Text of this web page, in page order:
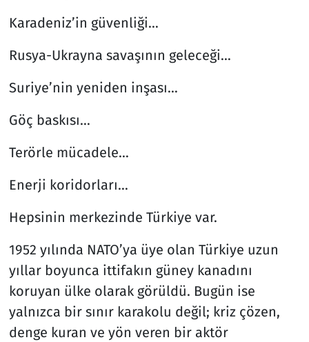
Karadeniz’in güvenliği…
Rusya-Ukrayna savaşının geleceği…
Suriye’nin yeniden inşası…
Göç baskısı…
Terörle mücadele…
Enerji koridorları…
Hepsinin merkezinde Türkiye var.
1952 yılında NATO’ya üye olan Türkiye uzun
yıllar boyunca ittifakın güney kanadını
koruyan ülke olarak görüldü. Bugün ise
yalnızca bir sınır karakolu değil; kriz çözen,
denge kuran ve yön veren bir aktör